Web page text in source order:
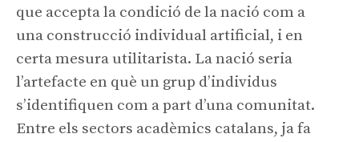
que accepta la condició de la nació com a
una construcció individual artificial, i en
certa mesura utilitarista. La nació seria
l’artefacte en què un grup d’individus
s’identifiquen com a part d’una comunitat.
Entre els sectors acadèmics catalans, ja fa